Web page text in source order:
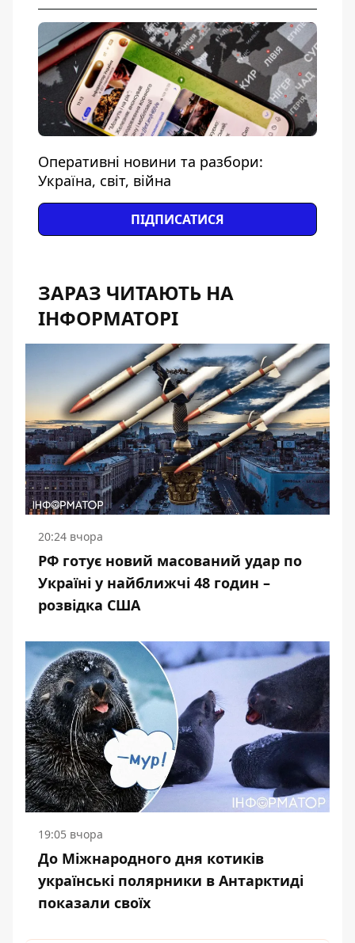
Оперативні новини та разбори:
Україна, світ, війна
ПІДПИСАТИСЯ
ЗАРАЗ ЧИТАЮТЬ НА
ІНФОРМАТОРІ
20:24 вчора
РФ готує новий масований удар по
Україні у найближчі 48 годин –
розвідка США
19:05 вчора
До Міжнародного дня котиків
українські полярники в Антарктиді
показали своїх